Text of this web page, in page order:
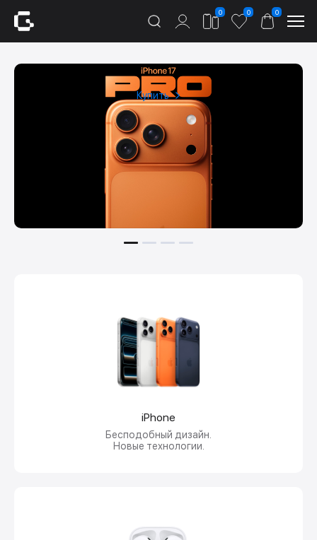
0 0 0
Купить
iPhone
Бесподобный дизайн.
Новые технологии.